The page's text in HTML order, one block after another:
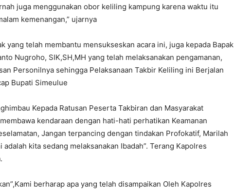
juga menggunakan obor keliling kampung karena waktu itu
kemenangan,” ujarnya
yang telah membantu mensukseskan acara ini, juga kepada Bapak
Nugroho, SIK,SH,MH yang telah melaksanakan pengamanan,
Personilnya sehingga Pelaksanaan Takbir Keliling ini Berjalan
Bupati Simeulue
Kepada Ratusan Peserta Takbiran dan Masyarakat
kendaraan dengan hati-hati perhatikan Keamanan
Jangan terpancing dengan tindakan Profokatif, Marilah
kita sedang melaksanakan Ibadah”. Terang Kapolres
berharap apa yang telah disampaikan Oleh Kapolres